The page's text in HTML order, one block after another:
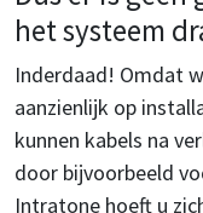
het systeem
Inderdaad! Omdat
aanzienlijk op
kunnen kabels na
door bijvoorbeeld
Intratone hoeft u